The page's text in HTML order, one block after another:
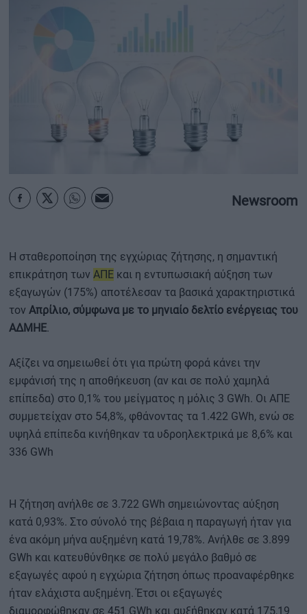
ΟΙΚΟΝΟΜΙΑ - ΕΠΙΧΕΙΡΗΣΕΙΣ
MY PROPERTY
ΚΑΡΑΜΠΟΛΕΣ
Newsroom
H σταθεροποίηση της εγχώριας ζήτησης, η σημαντική
επικράτηση των ΑΠΕ και η εντυπωσιακή αύξηση των
εξαγωγών (175%) αποτέλεσαν τα βασικά χαρακτηριστικά
τον Απρίλιο, σύμφωνα με το μηνιαίο δελτίο ενέργειας του
ΑΔΜΗΕ.
Αξίζει να σημειωθεί ότι για πρώτη φορά κάνει την
εμφάνισή της η αποθήκευση (αν και σε πολύ χαμηλά
επίπεδα) στο 0,1% του μείγματος η μόλις 3 GWh. Οι ΑΠΕ
συμμετείχαν στο 54,8%, φθάνοντας τα 1.422 GWh, ενώ σε
υψηλά επίπεδα κινήθηκαν τα υδροηλεκτρικά με 8,6% και
336 GWh
Η ζήτηση ανήλθε σε 3.722 GWh σημειώνοντας αύξηση
κατά 0,93%. Στο σύνολό της βέβαια η παραγωγή ήταν για
ένα ακόμη μήνα αυξημένη κατά 19,78%. Ανήλθε σε 3.899
GWh και κατευθύνθηκε σε πολύ μεγάλο βαθμό σε
εξαγωγές αφού η εγχώρια ζήτηση όπως προαναφέρθηκε
ήταν ελάχιστα αυξημένη. Έτσι οι εξαγωγές
διαμορφώθηκαν σε 451 GWh και αυξήθηκαν κατά 175,19